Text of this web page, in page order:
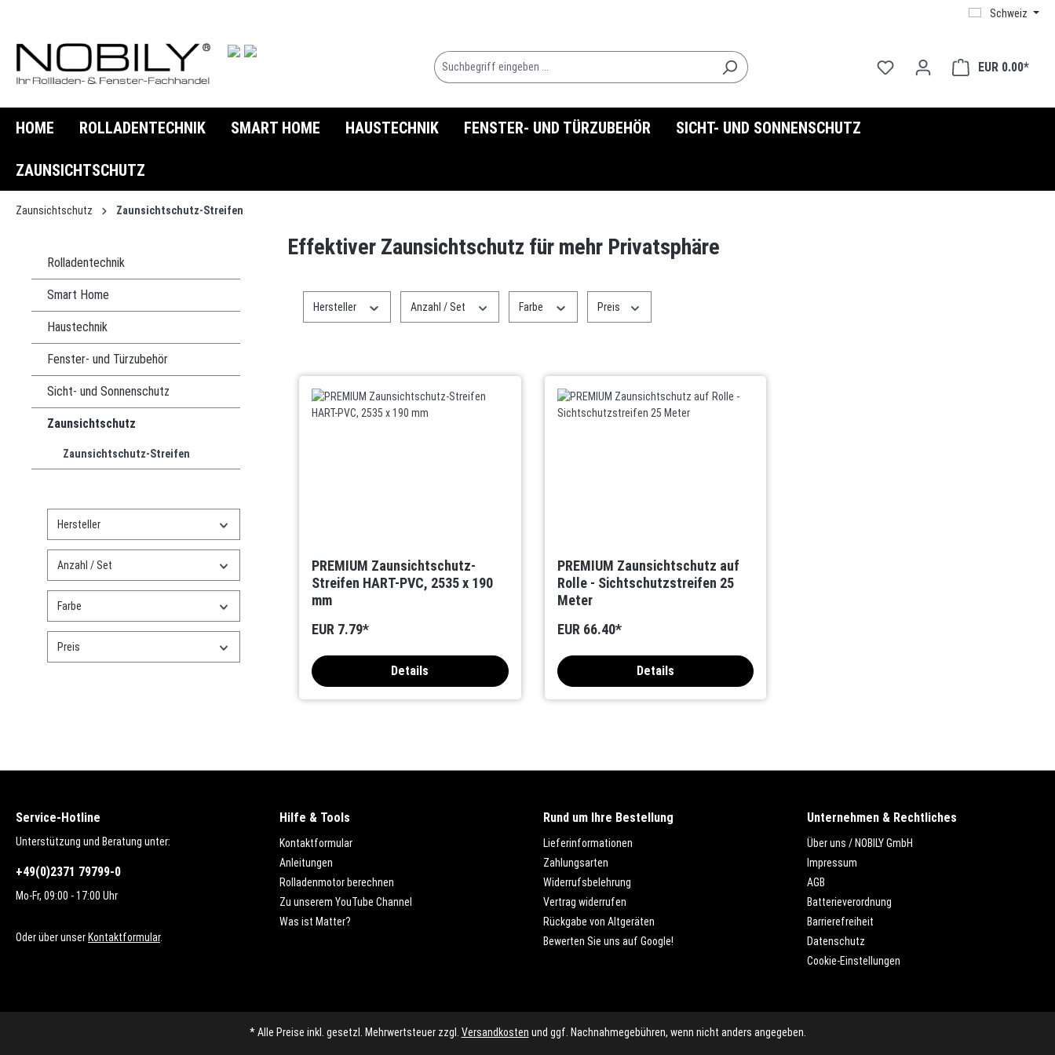
Schweiz
EUR 0.00*
HOME ROLLADENTECHNIK SMART HOME HAUSTECHNIK FENSTER- UND TÜRZUBEHÖR SICHT- UND SONNENSCHUTZ
ZAUNSICHTSCHUTZ
Zaunsichtschutz Zaunsichtschutz-Streifen
Rolladentechnik
Smart Home
Haustechnik
Fenster- und Türzubehör
Sicht- und Sonnenschutz
Zaunsichtschutz
Zaunsichtschutz-Streifen
Hersteller
Anzahl / Set
Farbe
Preis
Effektiver Zaunsichtschutz für mehr Privatsphäre
Hersteller Anzahl / Set Farbe Preis
PREMIUM Zaunsichtschutz-
Streifen HART-PVC, 2535 x 190
mm
EUR 7.79*
Details
PREMIUM Zaunsichtschutz auf
Rolle - Sichtschutzstreifen 25
Meter
EUR 66.40*
Details
Service-Hotline
Unterstützung und Beratung unter:
+49(0)2371 79799-0
Mo-Fr, 09:00 - 17:00 Uhr
Oder über unser Kontaktformular.
Hilfe & Tools
Kontaktformular
Anleitungen
Rolladenmotor berechnen
Zu unserem YouTube Channel
Was ist Matter?
Rund um Ihre Bestellung
Lieferinformationen
Zahlungsarten
Widerrufsbelehrung
Vertrag widerrufen
Rückgabe von Altgeräten
Bewerten Sie uns auf Google!
Unternehmen & Rechtliches
Über uns / NOBILY GmbH
Impressum
AGB
Batterieverordnung
Barrierefreiheit
Datenschutz
Cookie-Einstellungen
* Alle Preise inkl. gesetzl. Mehrwertsteuer zzgl. Versandkosten und ggf. Nachnahmegebühren, wenn nicht anders angegeben.